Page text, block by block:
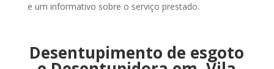
e um informativo sobre o serviço prestado.
Desentupimento de esgoto